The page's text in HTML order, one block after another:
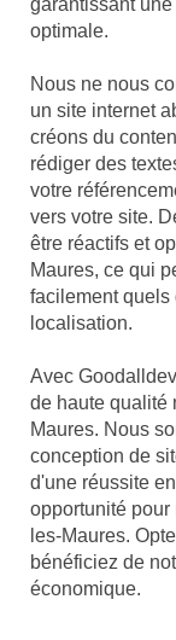
garantissant
optimale.
Nous ne nous
un site internet
créons du
rédiger des
votre
vers votre site.
être réactifs et
Maures, ce qui
facilement quels
localisation.
Avec
de haute qualité
Maures. Nous
conception de
d'une réussite
opportunité
les-Maures.
bénéficiez de
économique.